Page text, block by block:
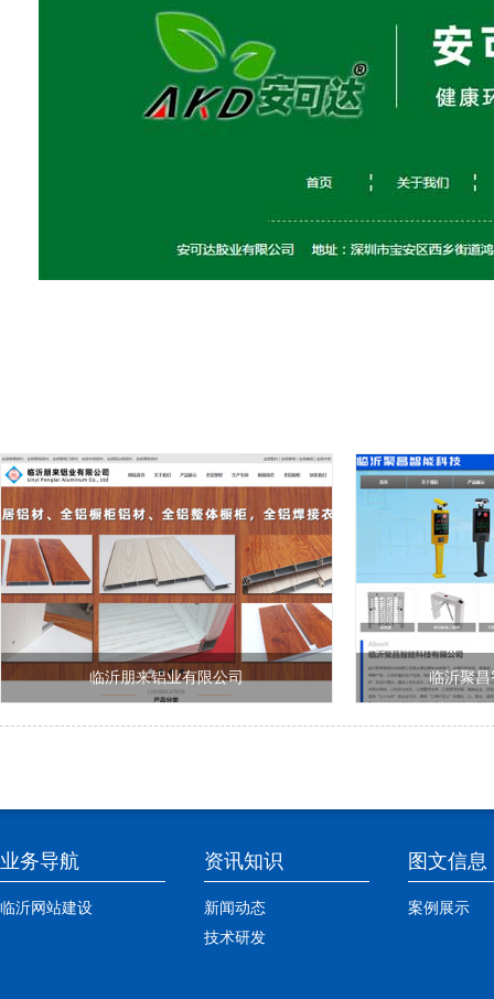
临沂朋来铝业有限公司 临沂聚
业务导航
临沂网站建设
资讯知识
新闻动态
技术研发
图文信息
案例展示